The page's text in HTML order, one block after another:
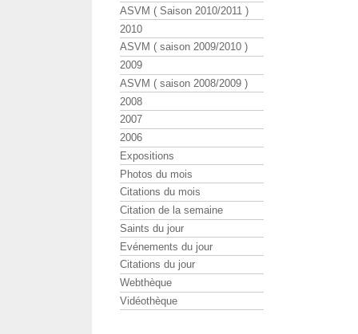
ASVM ( Saison 2010/2011 )
2010
ASVM ( saison 2009/2010 )
2009
ASVM ( saison 2008/2009 )
2008
2007
2006
Expositions
Photos du mois
Citations du mois
Citation de la semaine
Saints du jour
Evénements du jour
Citations du jour
Webthèque
Vidéothèque